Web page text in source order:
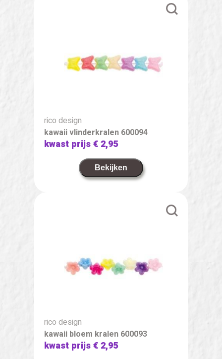
rico design
kawaii vlinderkralen 600094
kwast prijs€ 2,95
Bekijken
rico design
kawaii bloem kralen 600093
kwast prijs€ 2,95